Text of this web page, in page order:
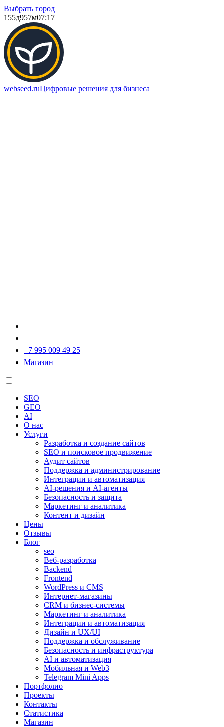
Выбрать город
155д957м07:17
webseed.ruЦифровые решения для бизнеса
+7 995 009 49 25
Магазин
SEO
GEO
AI
О нас
Услуги
Разработка и создание сайтов
SEO и поисковое продвижение
Аудит сайтов
Поддержка и администрирование
Интеграции и автоматизация
AI-решения и AI-агенты
Безопасность и защита
Маркетинг и аналитика
Контент и дизайн
Цены
Отзывы
Блог
seo
Веб-разработка
Backend
Frontend
WordPress и CMS
Интернет-магазины
CRM и бизнес-системы
Маркетинг и аналитика
Интеграции и автоматизация
Дизайн и UX/UI
Поддержка и обслуживание
Безопасность и инфраструктура
AI и автоматизация
Мобильная и Web3
Telegram Mini Apps
Портфолио
Проекты
Контакты
Статистика
Магазин